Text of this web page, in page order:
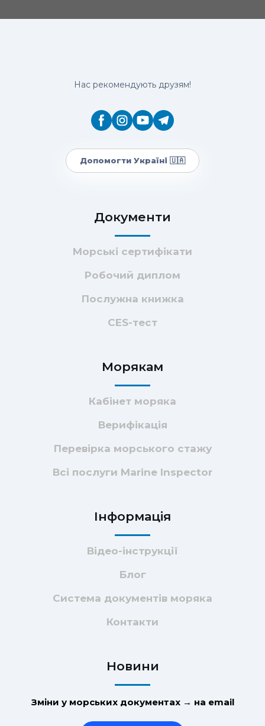
Нас рекомендують друзям!
Допомогти Україні 🇺🇦
Документи
Морські сертифікати
Робочий диплом
Послужна книжка
CES-тест
Морякам
Кабінет моряка
Верифікація
Перевірка морського стажу
Всі послуги Marine Inspector
Інформація
Відео-інструкції
Блог
Система документів моряка
Контакти
Новини
Зміни у морських документах → на email